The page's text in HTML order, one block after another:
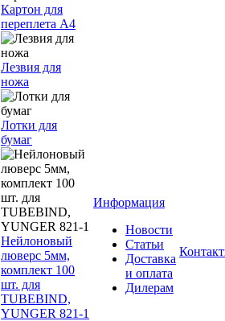
Картон для
переплета А4
Лезвия для
ножа
Лотки для
бумаг
Нейлоновый
люверс 5мм,
комплект 100
шт. для
TUBEBIND,
YUNGER 821-1
Информация
Новости
Статьи
Доставка
и оплата
Дилерам